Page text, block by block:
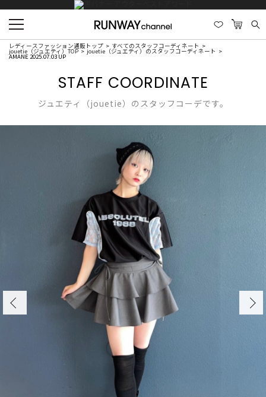
レディースファッション通販トップ すべてのスタッフコーディネート
jouetie（ジュエティ）TOP jouetie（ジュエティ）のスタッフコーディネート
AMANE 2025.07.03 UP
STAFF COORDINATE
ジュエティ（jouetie）のスタッフコーデです。